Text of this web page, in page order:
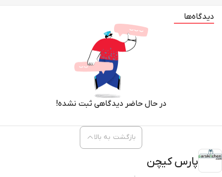
دیدگاه‌ها
در حال حاضر دیدگاهی ثبت نشده!
پارس کیچن
بازگشت به بالا